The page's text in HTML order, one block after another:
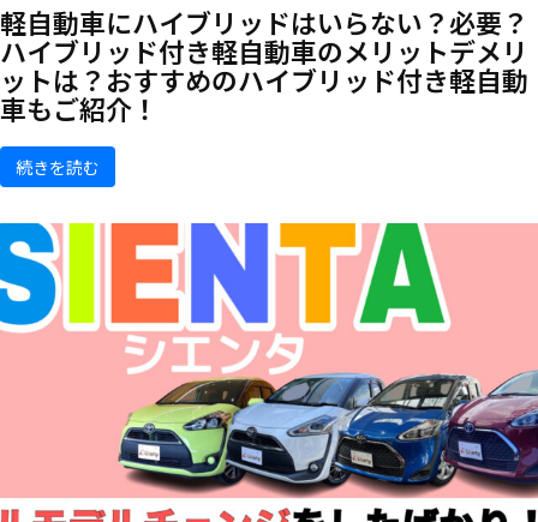
軽自動車にハイブリッドはいらない？必要？
ハイブリッド付き軽自動車のメリットデメリ
ットは？おすすめのハイブリッド付き軽自動
車もご紹介！
続きを読む